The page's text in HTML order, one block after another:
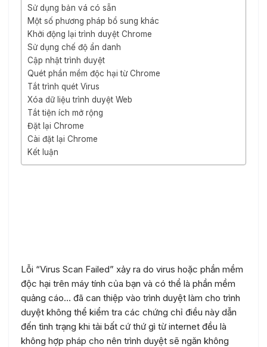
Sử dụng bản vá có sẵn
Một số phương pháp bổ sung khác
Khởi động lại trình duyệt Chrome
Sử dụng chế độ ẩn danh
Cập nhật trình duyệt
Quét phần mềm độc hại từ Chrome
Tắt trình quét Virus
Xóa dữ liệu trình duyệt Web
Tắt tiện ích mở rộng
Đặt lại Chrome
Cài đặt lại Chrome
Kết luận
Lỗi “Virus Scan Failed” xảy ra do virus hoặc phần mềm
độc hại trên máy tính của bạn và có thể là phần mềm
quảng cáo… đã can thiệp vào trình duyệt làm cho trình
duyệt không thể kiểm tra các chứng chỉ điều này dẫn
đến tình trạng khi tải bất cứ thứ gì từ internet đều là
không hợp pháp cho nên trình duyệt sẽ ngăn không